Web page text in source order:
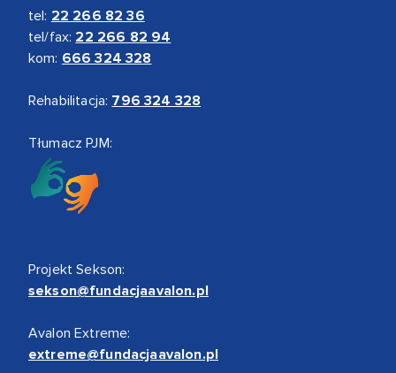
tel: 22 266 82 36
tel/fax: 22 266 82 94
kom: 666 324 328
Rehabilitacja: 796 324 328
Tłumacz PJM:
Projekt Sekson:
sekson@fundacjaavalon.pl
Avalon Extreme:
extreme@fundacjaavalon.pl